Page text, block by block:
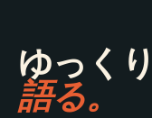
ゆっく
語る。